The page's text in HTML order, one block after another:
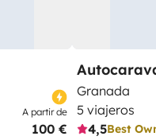
A partir de
100 €
Granada
5 viajeros
4,5Best